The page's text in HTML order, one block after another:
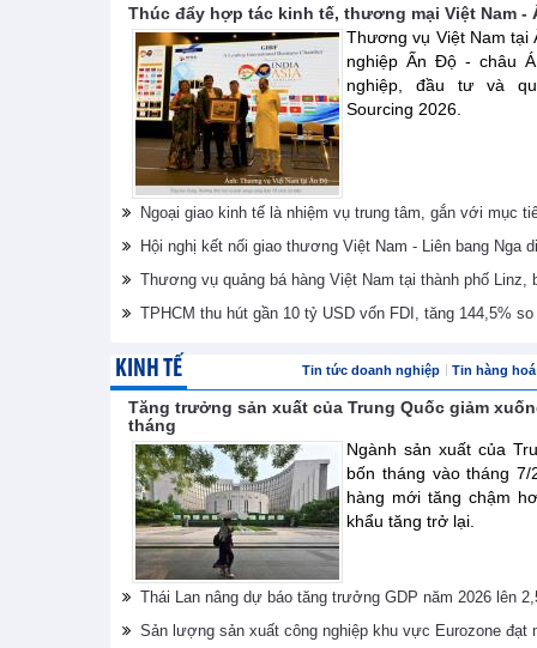
Thúc đẩy hợp tác kinh tế, thương mại Việt Nam -
Thương vụ Việt Nam tại
nghiệp Ấn Độ - châu
nghiệp, đầu tư và
Sourcing 2026.
Ngoại giao kinh tế là nhiệm vụ trung tâm, gắn với mục
Hội nghị kết nối giao thương Việt Nam - Liên bang Nga
Thương vụ quảng bá hàng Việt Nam tại thành phố Linz,
TPHCM thu hút gần 10 tỷ USD vốn FDI, tăng 144,5%
KINH TẾ Tin tức doanh nghiệp Tin hàng
Tăng trưởng sản xuất của Trung Quốc giảm
tháng
Ngành sản xuất của
bốn tháng vào tháng
hàng mới tăng chậm
khẩu tăng trở lại.
Thái Lan nâng dự báo tăng trưởng GDP năm 2026 lên
Sản lượng sản xuất công nghiệp khu vực Eurozone đạt